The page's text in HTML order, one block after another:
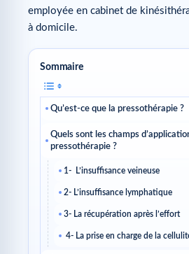
employée en cabinet de
à domicile.
Sommaire
Qu’est-ce que la pressothérapie ?
Quels sont les champs
pressothérapie ?
1- L’insuffisance veineuse
2- L’insuffisance lymphatique
3- La récupération après l’effort
4- La prise en charge de la